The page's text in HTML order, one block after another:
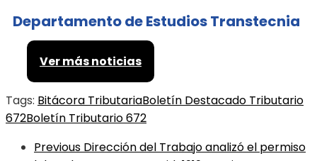
Departamento de Estudios Transtecnia
Ver más noticias
Tags: Bitácora TributariaBoletín Destacado Tributario
672Boletín Tributario 672
Previous Dirección del Trabajo analizó el permiso